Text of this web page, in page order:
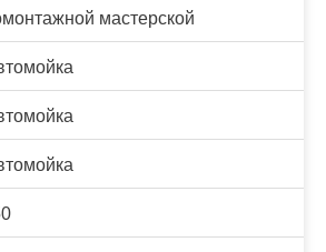
мастерской